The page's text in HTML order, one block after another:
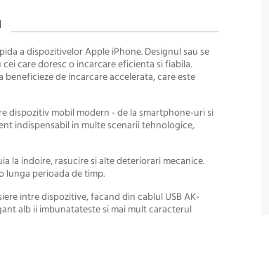
a dispozitivelor Apple iPhone. Designul sau se
care doresc o incarcare eficienta si fiabila.
de incarcare accelerata, care este
dispozitiv mobil modern - de la smartphone-uri si
indispensabil in multe scenarii tehnologice,
la indoire, rasucire si alte deteriorari mecanice.
lunga perioada de timp.
intre dispozitive, facand din cablul USB AK-
alb ii imbunatateste si mai mult caracterul